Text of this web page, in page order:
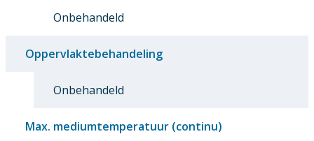
Onbehandeld
Oppervlaktebehandeling
Onbehandeld
Max. mediumtemperatuur (continu)